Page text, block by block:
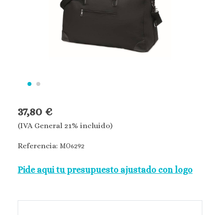
37,80 €
(IVA General 21% incluido)
Referencia: MO6292
Pide aqui tu presupuesto ajustado con logo